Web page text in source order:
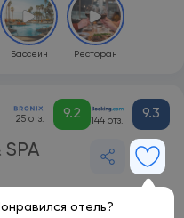
Бассейн Ресторан
25 отз. 9.2 144 отз. 9.3
SPA
отель?